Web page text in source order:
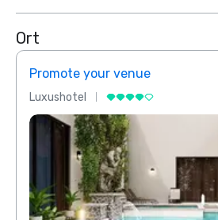
Ort
Promote your venue
Luxushotel